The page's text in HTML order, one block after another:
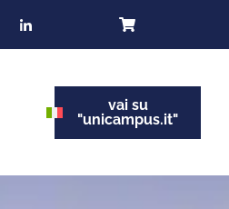
vai su
"unicampus.it"